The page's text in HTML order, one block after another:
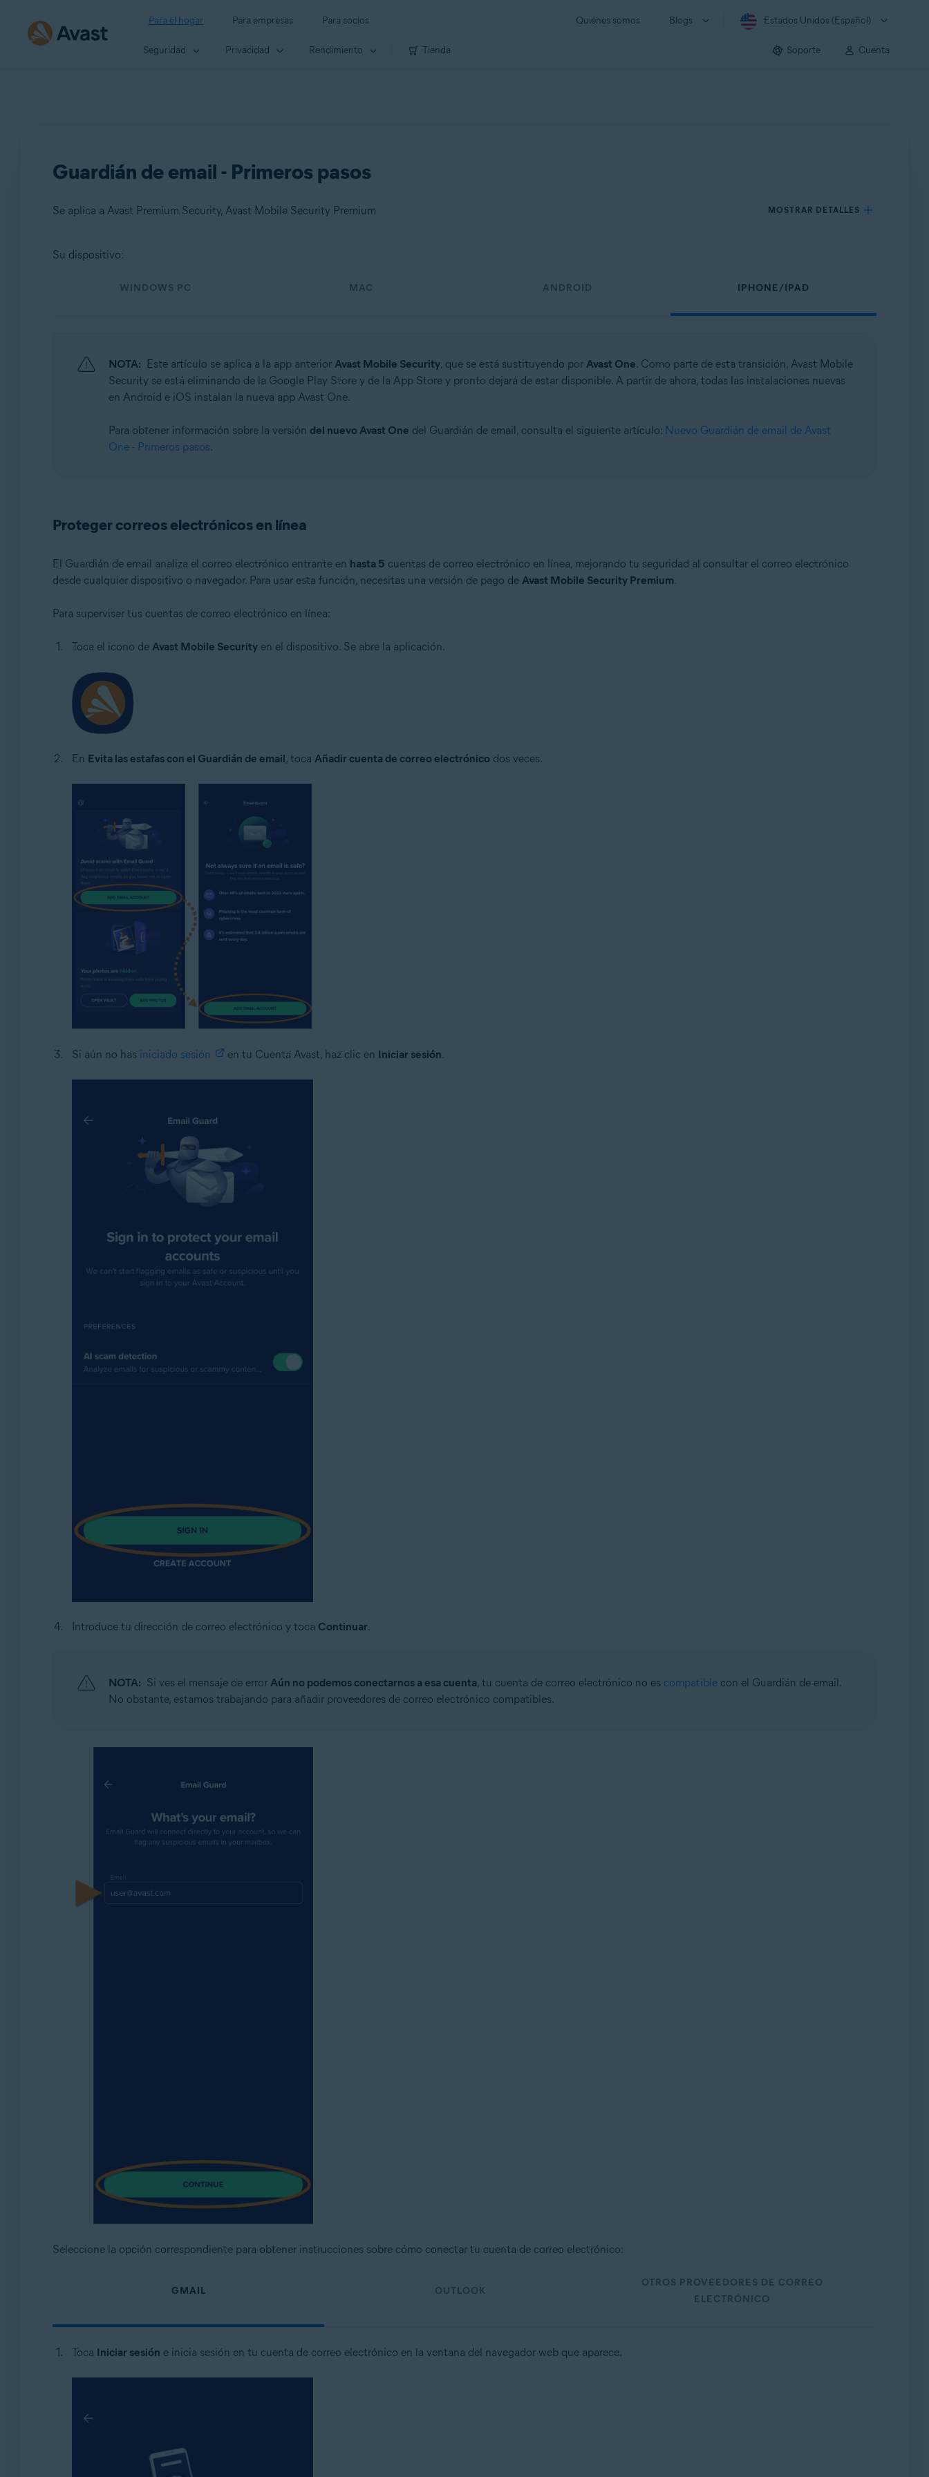
Para el hogar Para empresas Para socios Quiénes somos Blogs Estados Unidos (Español)
Seguridad Privacidad Rendimiento Tienda Soporte Cuenta
Guardián de email - Primeros pasos
Se aplica a Avast Premium Security, Avast Mobile Security Premium MOSTRAR DETALLES
Avast Premium Security
Windows, macOS, Android y iOS
Su dispositivo:
WINDOWS PC MAC ANDROID IPHONE/IPAD
NOTA: Este artículo se aplica a la app anterior Avast Mobile Security, que se está sustituyendo por Avast One. Como parte de esta transición, Avast Mobile
Security se está eliminando de la Google Play Store y de la App Store y pronto dejará de estar disponible. A partir de ahora, todas las instalaciones nuevas
en Android e iOS instalan la nueva app Avast One.
Para obtener información sobre la versión del nuevo Avast One del Guardián de email, consulta el siguiente artículo: Nuevo Guardián de email de Avast
One - Primeros pasos.
Proteger correos electrónicos en línea
El Guardián de email analiza el correo electrónico entrante en hasta 5 cuentas de correo electrónico en línea, mejorando tu seguridad al consultar el correo electrónico
desde cualquier dispositivo o navegador. Para usar esta función, necesitas una versión de pago de Avast Mobile Security Premium.
Para supervisar tus cuentas de correo electrónico en línea:
Toca el icono de Avast Mobile Securityen el dispositivo. Se abre la aplicación.
En Evita las estafas con el Guardián de email, toca Añadir cuenta de correo electrónico dos veces.
Si aún no has iniciado sesión en tu Cuenta Avast, haz clic en Iniciar sesión.
Introduce tu dirección de correo electrónico y toca Continuar.
NOTA: Si ves el mensaje de error Aún no podemos conectarnos a esa cuenta, tu cuenta de correo electrónico no es compatiblecon el Guardián de email.
No obstante, estamos trabajando para añadir proveedores de correo electrónico compatibles.
Seleccione la opción correspondiente para obtener instrucciones sobre cómo conectar tu cuenta de correo electrónico:
GMAIL OUTLOOK
OTROS PROVEEDORES DE CORREO
ELECTRÓNICO
Toca Iniciar sesión e inicia sesión en tu cuenta de correo electrónico en la ventana del navegador web que aparece.